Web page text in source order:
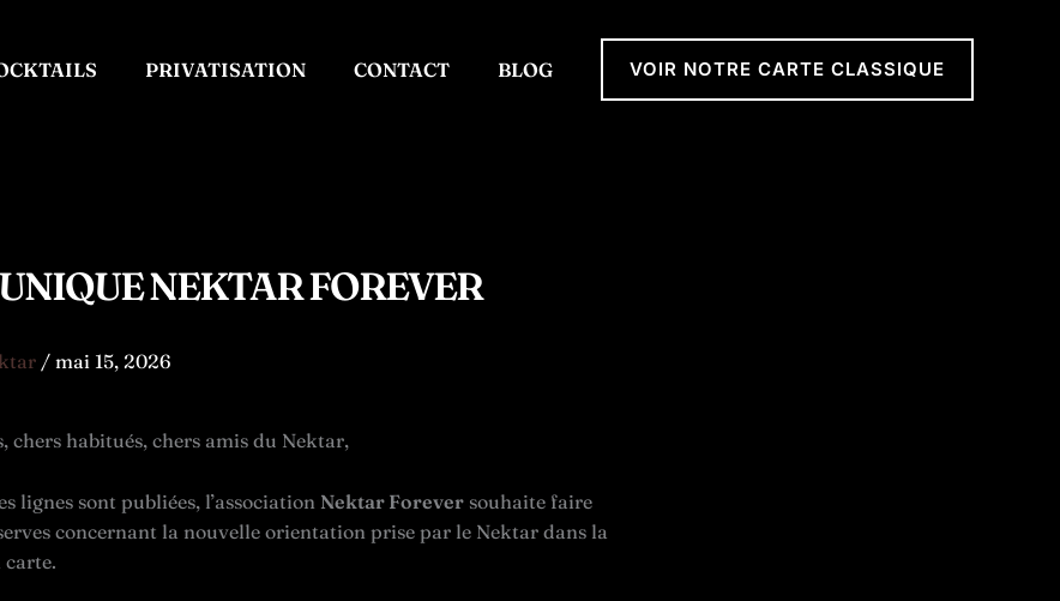
PRIVATISATION CONTACT BLOG VOIR NOTRE CARTE CLASSIQUE
NEKTAR FOREVER
/ mai 15, 2026
chers habitués, chers amis du Nektar,
lignes sont publiées, l’association Nektar Forever souhaite faire
concernant la nouvelle orientation prise par le Nektar dans la
carte.